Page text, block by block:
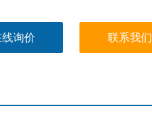
询价 联系我们